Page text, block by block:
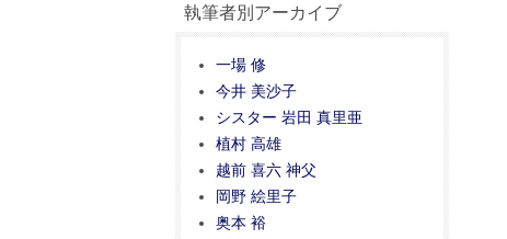
執筆者別アーカイブ
一場 修
今井 美沙子
シスター 岩田 真里亜
植村 高雄
越前 喜六 神父
岡野 絵里子
奥本 裕